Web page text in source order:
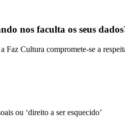
nos faculta os seus
Faz Cultura compromete-se a
ou ‘direito a ser esquecido’